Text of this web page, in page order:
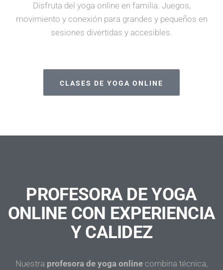
Disfruta del yoga online en familia. Juegos,
movimiento y conexión para grandes y pequeños en
sesiones divertidas y accesibles.
CLASES DE YOGA ONLINE
PROFESORA DE YOGA
ONLINE CON EXPERIENCIA
Y CALIDEZ
Nuestra profesora de yoga online combina técnica,